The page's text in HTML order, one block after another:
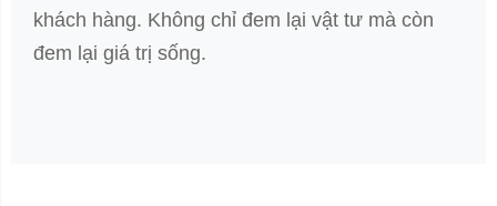
khách hàng. Không chỉ đem lại vật tư mà còn
đem lại giá trị sống.